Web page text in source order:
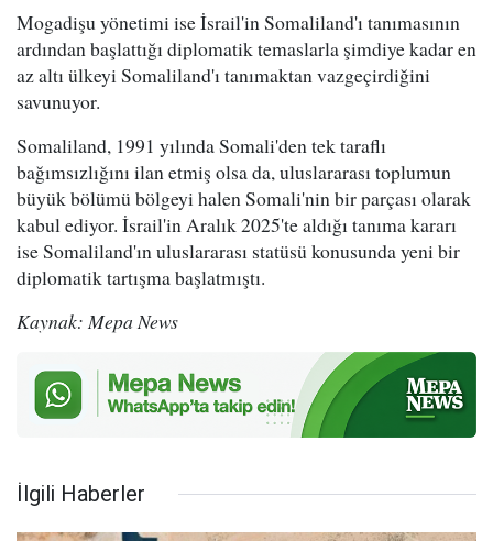
Mogadişu yönetimi ise İsrail'in Somaliland'ı tanımasının
ardından başlattığı diplomatik temaslarla şimdiye kadar en
az altı ülkeyi Somaliland'ı tanımaktan vazgeçirdiğini
savunuyor.
Somaliland, 1991 yılında Somali'den tek taraflı
bağımsızlığını ilan etmiş olsa da, uluslararası toplumun
büyük bölümü bölgeyi halen Somali'nin bir parçası olarak
kabul ediyor. İsrail'in Aralık 2025'te aldığı tanıma kararı
ise Somaliland'ın uluslararası statüsü konusunda yeni bir
diplomatik tartışma başlatmıştı.
Kaynak: Mepa News
İlgili Haberler